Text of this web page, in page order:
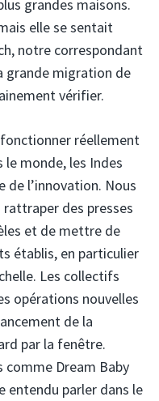
grandes maisons.
elle se sentait
notre correspondant
grande migration de
vérifier.
réellement
monde, les Indes
de l’innovation. Nous
rattraper des presses
et de mettre de
établis, en particulier
Les collectifs
opérations nouvelles
de la
par la fenêtre.
comme Dream Baby
entendu parler dans le